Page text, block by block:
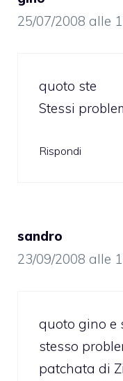
25/07/2008 alle
quoto ste
Stessi
Rispondi
sandro
23/09/2008 alle
quoto gino e
stesso
patchata di